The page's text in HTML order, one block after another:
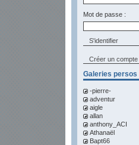
Mot de passe :
Créer un compte
Galeries persos
-pierre-
adventur
aigle
allan
anthony_ACI
Athanaël
Bapt66